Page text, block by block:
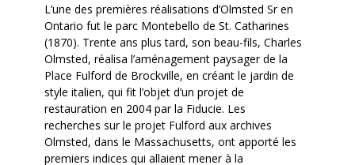
L’une des premières réalisations d’Olmsted Sr en
Ontario fut le parc Montebello de St. Catharines
(1870). Trente ans plus tard, son beau-fils, Charles
Olmsted, réalisa l’aménagement paysager de la
Place Fulford de Brockville, en créant le jardin de
style italien, qui fit l’objet d’un projet de
restauration en 2004 par la Fiducie. Les
recherches sur le projet Fulford aux archives
Olmsted, dans le Massachusetts, ont apporté les
premiers indices qui allaient mener à la